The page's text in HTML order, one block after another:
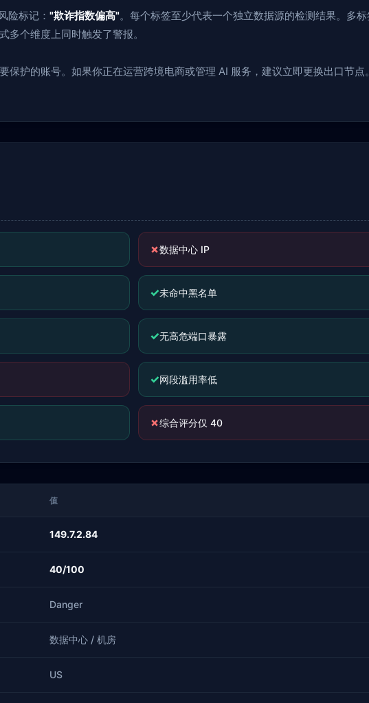
险标记： "欺诈指数偏高"。每个标签至少代表一个独立数据源的检测结果。多
多个维度上同时触发了警报。
保护的账号。如果你正在运营跨境电商或管理 AI 服务，建议立即更换出口节点。
✗数据中心 IP
✓未命中黑名单
✓无高危端口暴露
✓网段滥用率低
✗综合评分仅 40
值
149.7.2.84
40/100
Danger
数据中心 / 机房
US